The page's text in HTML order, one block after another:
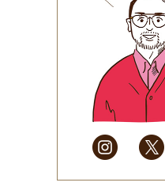
2025年8月(31)
2025年7月(37)
2025年6月(48)
2025年5月
(41)
2025年4月
(32)
2025年3月(31)
2025年2月
(28)
2025年1月
(34)